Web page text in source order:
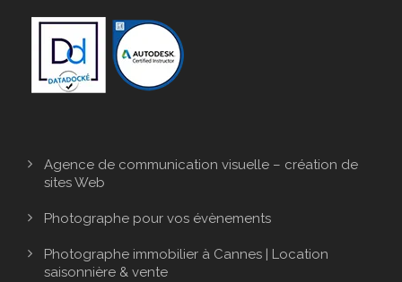
Agence de communication visuelle – création de
sites Web
Photographe pour vos évènements
Photographe immobilier à Cannes | Location
saisonnière & vente